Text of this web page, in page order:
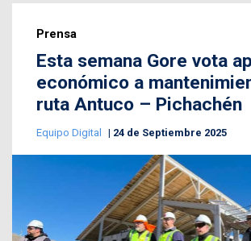
Prensa
Esta semana Gore vota
económico a
ruta Antuco – Pichachén
Equipo Digital 24 de Septiembre 2025